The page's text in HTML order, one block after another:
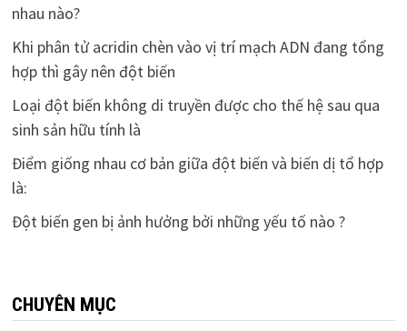
nhau nào?
Khi phân tử acridin chèn vào vị trí mạch ADN đang tổng
hợp thì gây nên đột biến
Loại đột biến không di truyền được cho thế hệ sau qua
sinh sản hữu tính là
Điểm giống nhau cơ bản giữa đột biến và biến dị tổ hợp
là:
Đột biến gen bị ảnh hưởng bởi những yếu tố nào ?
CHUYÊN MỤC